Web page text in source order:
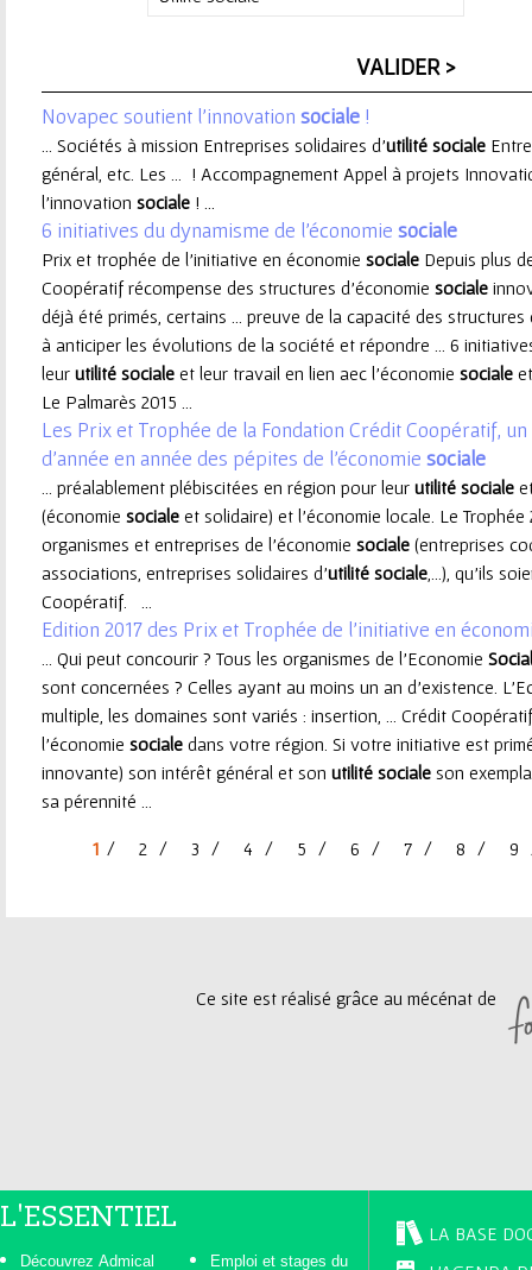
r
r
e
u
r
Novapec soutient l’innovation sociale !
... Sociétés à mission Entreprises solidaires d’utilité sociale
général, etc. Les ... ! Accompagnement Appel à projets
l’innovation sociale ! ...
6 initiatives du dynamisme de l'économie sociale
Prix et trophée de l'initiative en économie sociale Depuis plus
Coopératif récompense des structures d’économie sociale
déjà été primés, certains ... preuve de la capacité des structures
à anticiper les évolutions de la société et répondre ... 6
leur utilité sociale et leur travail en lien aec l'économie sociale
Le Palmarès 2015 ...
Les Prix et Trophée de la Fondation Crédit Coopératif,
d'année en année des pépites de l'économie sociale
... préalablement plébiscitées en région pour leur utilité sociale
(économie sociale et solidaire) et l’économie locale. Le
organismes et entreprises de l’économie sociale (entreprises
associations, entreprises solidaires d’utilité sociale ,…), qu’ils
Coopératif. ...
Edition 2017 des Prix et Trophée de l'initiative en
... Qui peut concourir ? Tous les organismes de l'Economie
sont concernées ? Celles ayant au moins un an d'existence.
multiple, les domaines sont variés : insertion, ... Crédit
l'économie sociale dans votre région. Si votre initiative est
innovante) son intérêt général et son utilité sociale son
sa pérennité ...
1 2 3 4 5 6 7 8 9
Ce site est réalisé grâce au mécénat de
L'ESSENTIEL
Découvrez Admical Emploi et stages du
LA BASE